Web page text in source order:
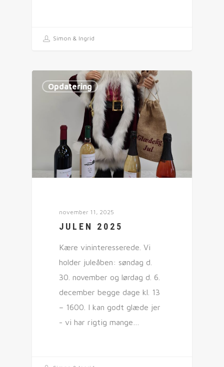
Simon & Ingrid
Opdatering
november 11, 2025
JULEN 2025
Kære vininteresserede. Vi
holder juleåben: søndag d.
30. november og lørdag d. 6.
december begge dage kl. 13
– 1600. I kan godt glæde jer
- vi har rigtig mange…